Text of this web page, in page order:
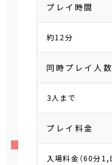
プレイ時間
約12分
同時プレイ人数
3人まで
プレイ料金
入場料金（60分